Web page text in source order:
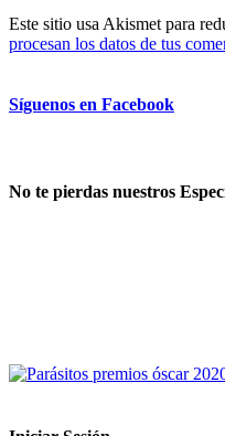
Este sitio usa Akismet para
procesan los datos de tus
Síguenos en Facebook
No te pierdas nuestros